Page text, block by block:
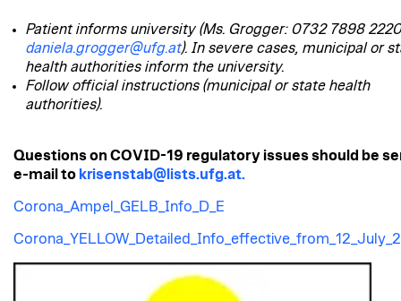
Patient informs university (Ms. Grogger: 0732 7898
daniela.grogger@ufg.at). In severe cases, municipal or
health authorities inform the university.
Follow official instructions (municipal or state health
authorities).
Questions on COVID-19 regulatory issues should be
e-mail to krisenstab@lists.ufg.at.
Corona_Ampel_GELB_Info_D_E